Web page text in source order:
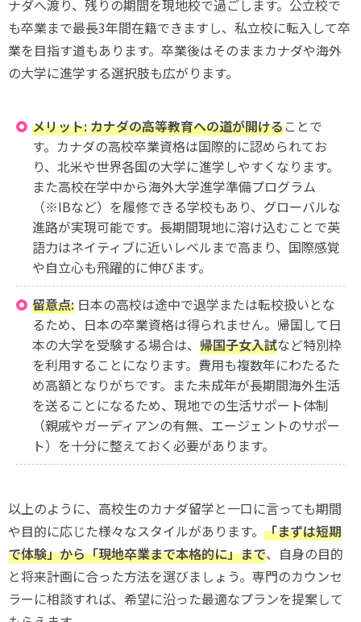
ナダへ渡り、残りの期間を現地校で過ごします。公立校で
も卒業まで最長3年間在籍できますし、私立校に転入して卒
業を目指す道もあります。卒業後はそのままカナダや海外
の大学に進学する選択肢も広がります。
メリット:カナダの高等教育への道が開けることで
す。カナダの高校卒業資格は国際的に認められてお
り、北米や世界各国の大学に進学しやすくなります。
また高校在学中から海外大学進学準備プログラム
（※IBなど）を履修できる学校もあり、グローバルな
進路が実現可能です。長期間現地に溶け込むことで英
語力はネイティブに近いレベルまで高まり、国際感覚
や自立心も飛躍的に伸びます。
留意点: 日本の高校は途中で退学または転校扱いとな
るため、日本の卒業資格は得られません。帰国して日
本の大学を受験する場合は、 帰国子女入試など特別枠
を利用することになります。費用も複数年にわたるた
め高額となりがちです。また未成年が長期間海外生活
を送ることになるため、現地での生活サポート体制
（親戚やガーディアンの有無、エージェントのサポー
ト）を十分に整えておく必要があります。
以上のように、高校生のカナダ留学と一口に言っても期間
や目的に応じた様々なスタイルがあります。 「まずは短期
で体験」から「現地卒業まで本格的に」まで、自身の目的
と将来計画に合った方法を選びましょう。専門のカウンセ
ラーに相談すれば、希望に沿った最適なプランを提案して